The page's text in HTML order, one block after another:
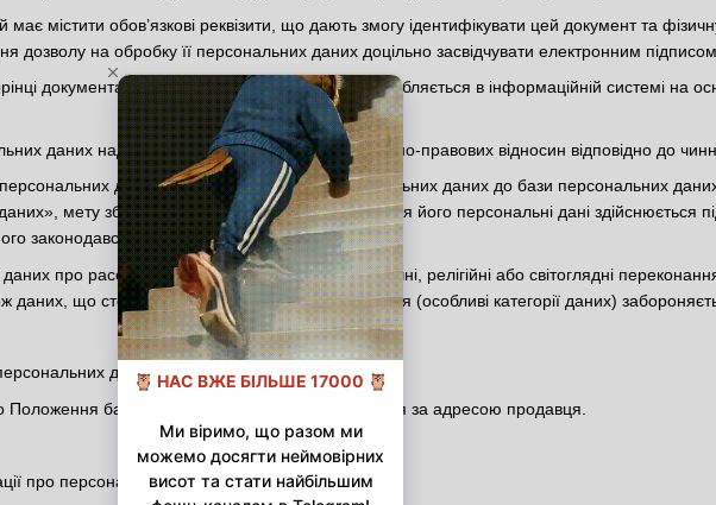
містити обов’язкові реквізити, що дають змогу ідентифікувати цей документ та
дозволу на обробку її персональних даних доцільно засвідчувати електронним
документа чи в електронному файлі, що обробляється в інформаційній системі на
даних надається під час оформлення цивільно-правових відносин відповідно до
даних про включення його персональних даних до бази персональних
мету збору даних та осіб, яким передаються його персональні дані здійснюється
законодавства.
про расове або етнічне походження, політичні, релігійні або світоглядні
даних, що стосуються здоров’я чи статевого життя (особливі категорії даних)
даних
Положення бази персональних даних знаходяться за адресою продавця.
про персональні дані третім особам